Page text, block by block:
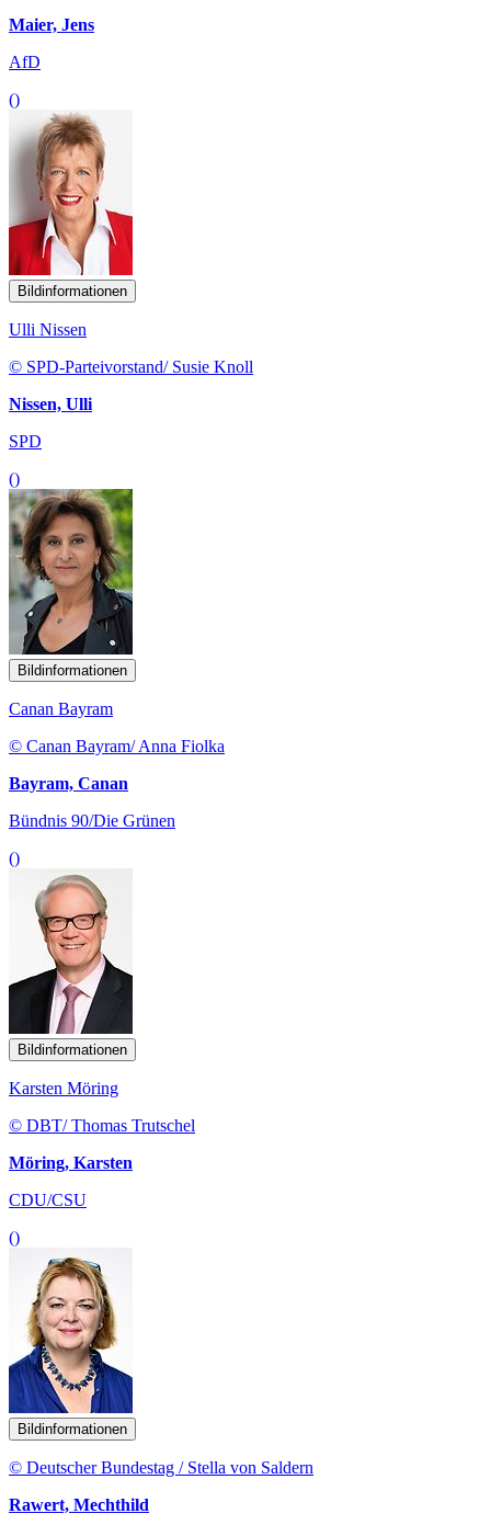
Maier, Jens
AfD
()
Bildinformationen
Ulli Nissen
© SPD-Parteivorstand/ Susie Knoll
Nissen, Ulli
SPD
()
Bildinformationen
Canan Bayram
© Canan Bayram/ Anna Fiolka
Bayram, Canan
Bündnis 90/Die Grünen
()
Bildinformationen
Karsten Möring
© DBT/ Thomas Trutschel
Möring, Karsten
CDU/CSU
()
Bildinformationen
© Deutscher Bundestag / Stella von Saldern
Rawert, Mechthild